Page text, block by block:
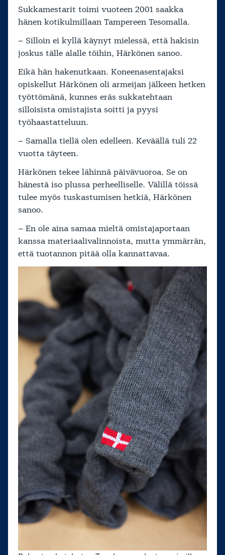
Sukkamestarit toimi vuoteen 2001 saakka
hänen kotikulmillaan Tampereen Tesomalla.
– Silloin ei kyllä käynyt mielessä, että hakisin
joskus tälle alalle töihin, Härkönen sanoo.
Eikä hän hakenutkaan. Koneenasentajaksi
opiskellut Härkönen oli armeijan jälkeen hetken
työttömänä, kunnes eräs sukkatehtaan
silloisista omistajista soitti ja pyysi
työhaastatteluun.
– Samalla tiellä olen edelleen. Keväällä tuli 22
vuotta täyteen.
Härkönen tekee lähinnä päivävuoroa. Se on
hänestä iso plussa perheelliselle. Välillä töissä
tulee myös tuskastumisen hetkiä, Härkönen
sanoo.
– En ole aina samaa mieltä omistajaportaan
kanssa materiaalivalinnoista, mutta ymmärrän,
että tuotannon pitää olla kannattavaa.